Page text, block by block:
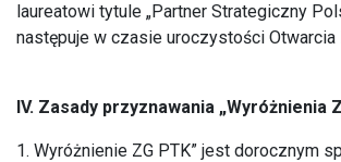
laureatowi tytule „Partner Strategiczny
następuje w czasie uroczystości Otwarcia
IV. Zasady przyznawania „Wyróżnienia
1. Wyróżnienie ZG PTK” jest dorocznym